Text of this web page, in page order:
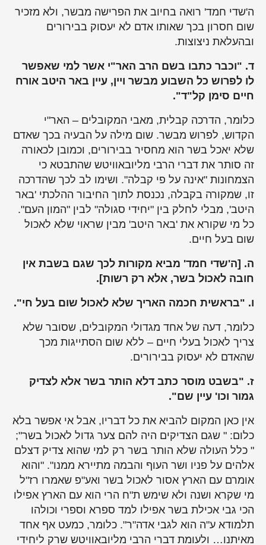
ה'שדי חמד' רואה בחיוב את הפרישה מבשר, ולא מזכיר
שום חסרון בכך שאותו אדם לא יעסוק בבירורים
ובהעלאת ניצוצות.
ד. "וכבר כתבו בשם הרב האר"י אשר למי שאפשר
לו לפרוש כל השבוע מבשר ויין, עיין באר היטב אורח
חיים סימן קל"ד".
כלומר, הדרכה קבלית, מאבי המקובלים – האר"י
הקדוש, לפרוש מבשר. שום מילה על הבעיה בכך שאדם
שלא יאכל בשר הוא מחסיר בבירורים, וכמובן לכאורה
זה סותר את דברי הרבי מליובאוויטש שהתבטא כי
הצמחונות "אינה על פי קבלה". ושימו לב לכך שהדרכה
זו, שמקורה בקבלה, נכנסת לתוך החיבור ההלכתי 'באר
היטב', מבלי לחלק בין "יחידי סגולה" לבין "המון העם".
כל מי שקורא את 'באר היטב' מבין שראוי שלא לאכול
שום בעל חיים.
ה. [ה'שדי חמד' מביא מקורות לכך שגם בשבת אין
חובה לאכול בשר, אלא רק רשות].
ו. "בראשית חכמה האריך שלא לאכול שום בעל חי".
כלומר, דעה של אחד מגדולי המקובלים, שסובר שלא
צריך לאכול בעלי חיים – ללא שום הסתייגות מכך
שהאדם לא יעסוק בבירורים.
ז. "בשבט מוסר כתב דלא הותר בשר אלא לצדיק
גמור וכו' עיין שם".
אין כאן המקום להביא את כל דבריו, אבל אי אפשר בלא
כלום: " שגם הצדיקים היה להם צער גדול לאכול בשר";
" כלל העולה שלא הותר בשר רק למי שהוא צדיק דצלם
אלהים על פניו ושר העוף והבמה מתיירא ממנו". "והוא
אומרם עם הארץ אסור לאכול בשר ואע"פ שאמרו רז"ל
מי שקרא ושנה ולא שימש ת"ח הרי הוא עם הארץ אפילו
הכי גבי אכילת בשר אפילו למד ספרא וספרי וכולהו
תלמודא ע"ה הוא לגבי אדה"ר". כלומר, כמעט אף אחד
מאיתנו… ולעומת דברי הרבי מליובאוויטש שרק ליחידי